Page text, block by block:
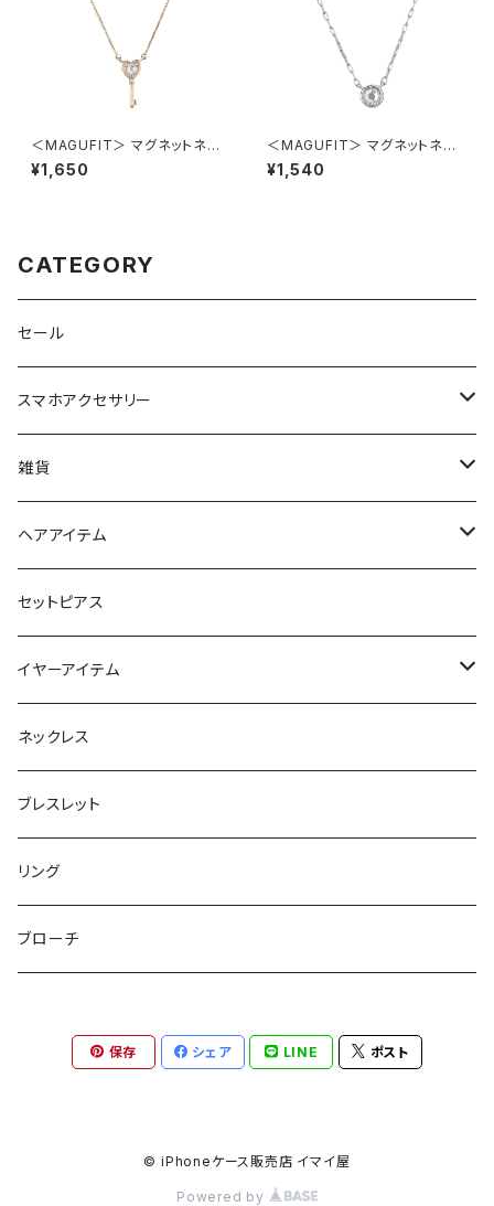
＜MAGUFIT＞ マグネットネッ
クレス ハートキー AAN0845-
GD（ゴールド）
¥1,650
＜MAGUFIT＞ マグネットネッ
クレス 一粒ビジュー AAN084
4-SV（シルバー）
¥1,540
CATEGORY
セール
スマホアクセサリー
iPhoneケース
スマホリング＆グリップ
マルチショルダー
雑貨
ポーチ
マチ付きポーチ
フラットポーチ
スマートキーポーチ
チャーム / カラビナ
ウォレット / 財布
トートバッグ
パスケース
ミラー
ハンドタオル
ヘアアイテム
静電気軽減ヘアブレスレット
ポニーフック
テールクラッチ
シュシュット
キープスタイラー
ヘアピン
ヘアクリップ
セットピアス
イヤーアイテム
ステンレスピアス
ピアス
イヤリング
セットピアス
イヤーカフ
ネックレス
ブレスレット
リング
ブローチ
保存 シェア LINE ポスト
© iPhoneケース販売店 イマイ屋
Powered by